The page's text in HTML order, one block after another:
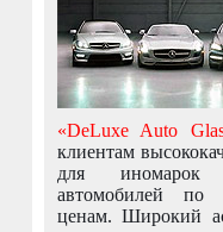
«DeLuxe Auto
клиентам
для иномарок
автомобилей
ценам. Широкий